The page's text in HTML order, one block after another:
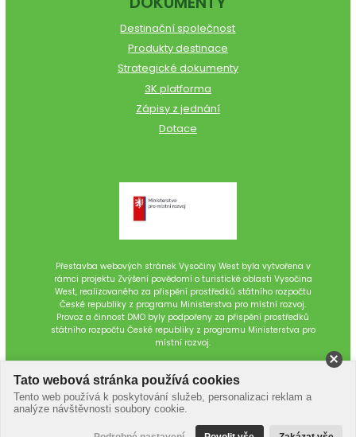
Destinační společnost
Produkty destinace
Strategické dokumenty
3K platforma
Zápisy z jednání
Dotace
Přestavba webových stránek Vysočiny West byla vytvořena v
rámci projektu Zvýšení povědomí o turistické oblasti Vysočina
West, realizovaného za přispění prostředků státního rozpočtu
České republiky z programu Ministerstva pro místní rozvoj.
Provoz a činnost DMO byly podpořeny za přispění prostředků
státního rozpočtu České republiky z programu Ministerstva pro
místní rozvoj.
Tato webová stránka používá cookies
Tento web používá k poskytování služeb, personalizaci reklam a
analýze návštěvnosti soubory cookie.